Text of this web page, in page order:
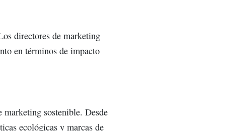
directores de marketing
en términos de impacto
marketing sostenible. Desde
ecológicas y marcas de